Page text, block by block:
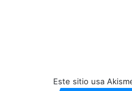
Este sitio usa